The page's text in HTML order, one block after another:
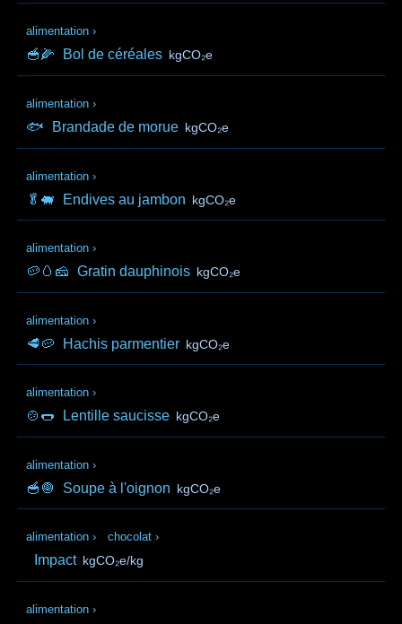
alimentation ›
🥣🌽 Bol de céréales kgCO₂e
alimentation ›
🐟 Brandade de morue kgCO₂e
alimentation ›
🥬🐖 Endives au jambon kgCO₂e
alimentation ›
🥔🥚🧀 Gratin dauphinois kgCO₂e
alimentation ›
🥩🥔 Hachis parmentier kgCO₂e
alimentation ›
🍲🌭 Lentille saucisse kgCO₂e
alimentation ›
🥣🧅 Soupe à l'oignon kgCO₂e
alimentation › chocolat ›
Impact kgCO₂e/kg
alimentation ›